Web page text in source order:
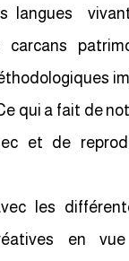
langues
qui a fait de
et de
les
en vue